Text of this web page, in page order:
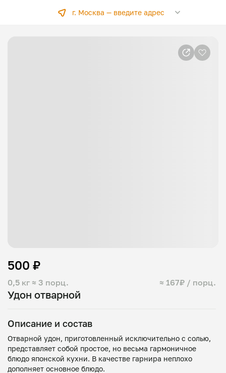
г. Москва —введите адрес
Удон отварной
0,5 кг ≈ 3 порц. ≈ 167₽ / порц.
500 ₽
Описание и состав
Отварной удон, приготовленный исключительно с солью,
представляет собой простое, но весьма гармоничное
блюдо японской кухни. В качестве гарнира неплохо